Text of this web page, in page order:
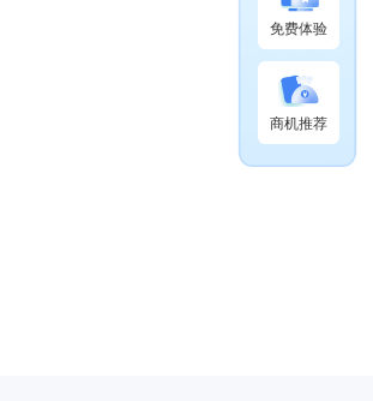
免费体验
商机推荐